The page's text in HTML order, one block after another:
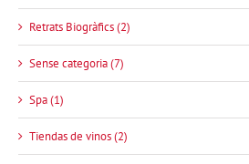
Retrats Biogràfics (2)
Sense categoria (7)
Spa (1)
Tiendas de vinos (2)